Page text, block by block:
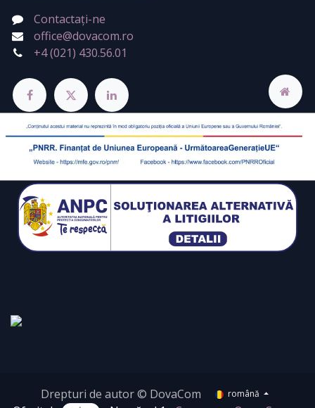
Contactați-ne
office@dovacom.ro
+4 (021) 430.56.01
Drepturi de autor © DovaCom română